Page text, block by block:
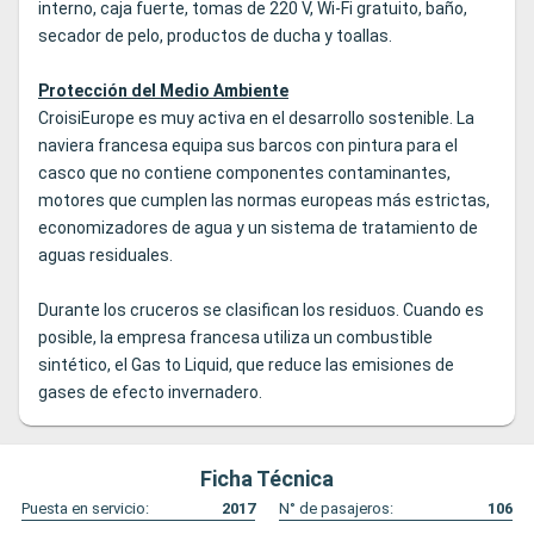
interno, caja fuerte, tomas de 220 V, Wi-Fi gratuito, baño,
secador de pelo, productos de ducha y toallas.
Protección del Medio Ambiente
CroisiEurope es muy activa en el desarrollo sostenible. La
naviera francesa equipa sus barcos con pintura para el
casco que no contiene componentes contaminantes,
motores que cumplen las normas europeas más estrictas,
economizadores de agua y un sistema de tratamiento de
aguas residuales.
Durante los cruceros se clasifican los residuos. Cuando es
posible, la empresa francesa utiliza un combustible
sintético, el Gas to Liquid, que reduce las emisiones de
gases de efecto invernadero.
Ficha Técnica
Puesta en servicio: 2017 N° de pasajeros:
106